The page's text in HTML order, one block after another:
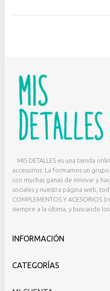
MIS DETALLES es una tienda
accesorios. La formamos un
con muchas ganas de innovar y
sociales y nuestra página web,
COMPLEMENTOS Y ACESORIOS
siempre a la última, y buscando
INFORMACIÓN
CATEGORÍAS